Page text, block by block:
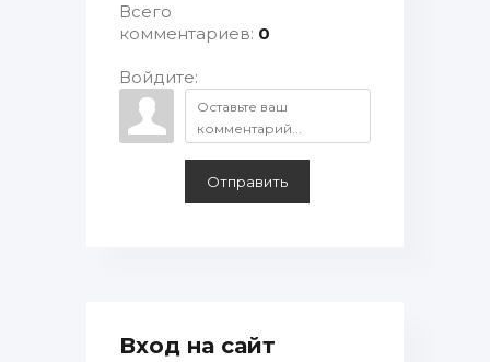
Всего
комментариев: 0
Войдите:
Отправить
Вход на сайт